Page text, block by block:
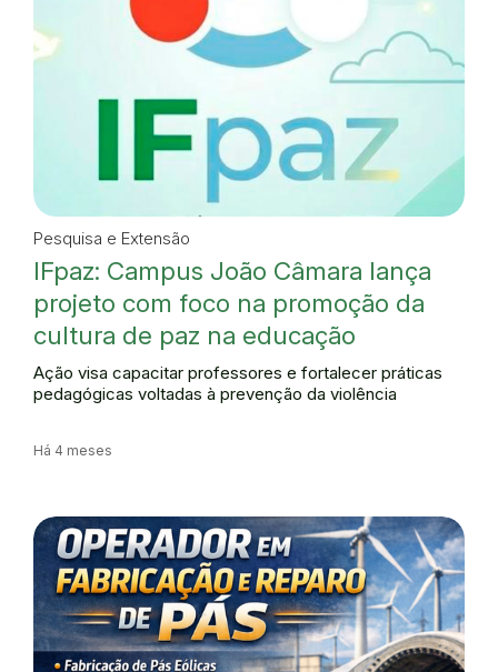
Pesquisa e Extensão
IFpaz: Campus João Câmara lança
projeto com foco na promoção da
cultura de paz na educação
Ação visa capacitar professores e fortalecer práticas
pedagógicas voltadas à prevenção da violência
Há 4 meses